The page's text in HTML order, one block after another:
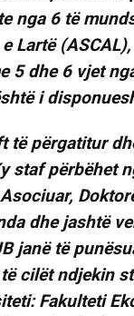
nga 6 të
Lartë
5 dhe 6 vjet
të përgatitur
staf përbëhet
dhe jashtë
janë të
cilët ndjekin
Fakulteti